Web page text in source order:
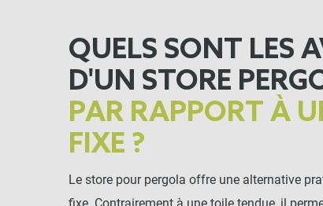
QUELS SONT LES
D'UN STORE
PAR RAPPORT À
FIXE ?
Le store pour pergola offre une alternative